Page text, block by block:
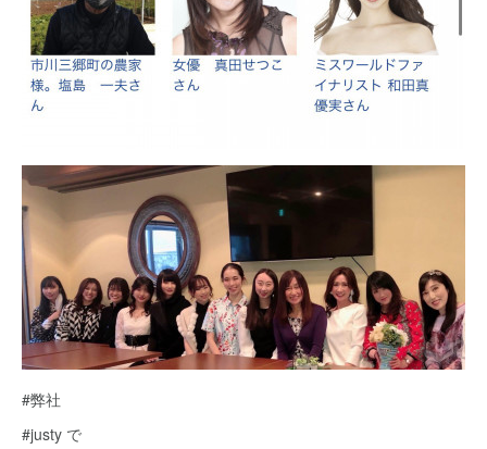
#弊社
#justy で